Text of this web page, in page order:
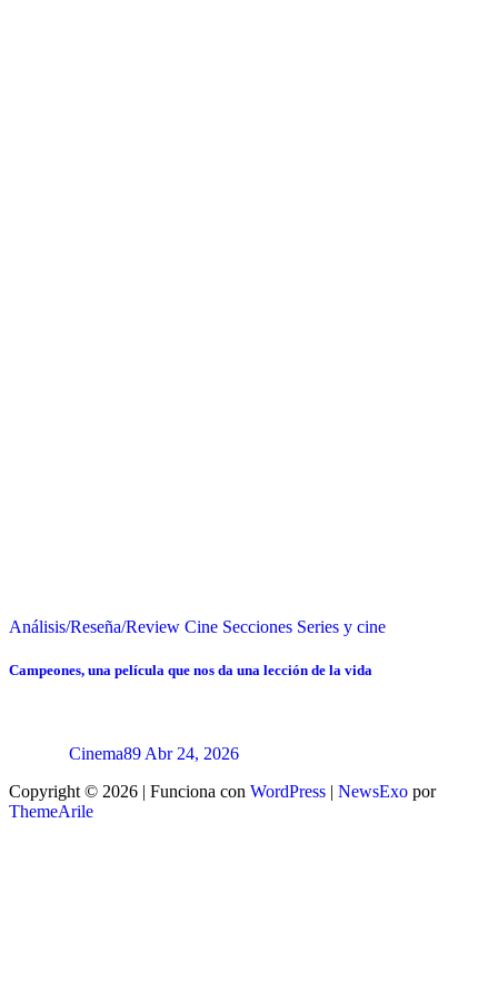
Análisis/Reseña/Review Cine Secciones Series y cine
Campeones, una película que nos da una lección de la vida
Cinema89 Abr 24, 2026
Copyright © 2026 | Funciona con WordPress | NewsExo por
ThemeArile